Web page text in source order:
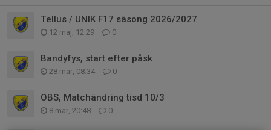
Tellus / UNIK F17 säsong 2026/2027
12 maj, 12:29 0
Bandyfys, start efter påsk
28 mar, 08:34 0
OBS, Matchändring tisd 10/3
8 mar, 20:48 0